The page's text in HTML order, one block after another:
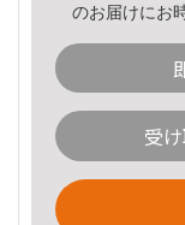
のお届けにお
受